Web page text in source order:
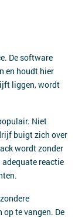
De software
en houdt hier
liggen, wordt
Niet
buigt zich over
wordt zonder
adequate reactie
te vangen. De